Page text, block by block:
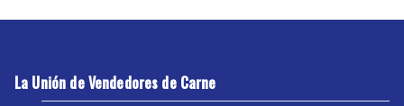
La Unión de Vendedores de Carne